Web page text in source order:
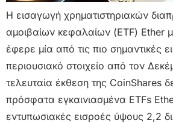
Η εισαγωγή χρηματιστηριακών
αμοιβαίων κεφαλαίων (ETF) Ether
έφερε μία από τις πιο σημαντικές
περιουσιακό στοιχείο από τον
τελευταία έκθεση της CoinShares
πρόσφατα εγκαινιασμένα ETFs
εντυπωσιακές εισροές ύψους 2,2